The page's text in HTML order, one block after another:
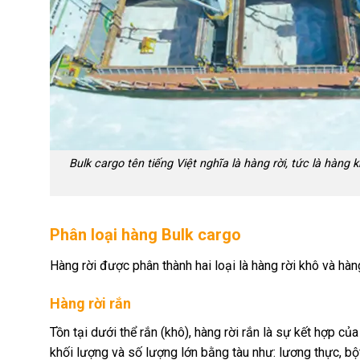
Bulk cargo tên tiếng Việt nghĩa là hàng rời, tức là
Phân loại hàng Bulk cargo
Hàng rời được phân thành hai loại là hàng rời khô và
Hàng rời rắn
Tồn tại dưới thể rắn (khô), hàng rời rắn là sự kết hợp
khối lượng và số lượng lớn bằng tàu như: lương thực,